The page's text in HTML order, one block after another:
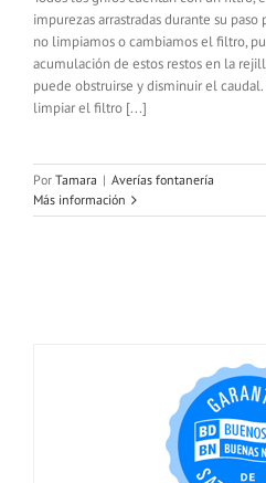
impurezas arrastradas durante su
no limpiamos o cambiamos el filtro,
acumulación de estos restos en la
puede obstruirse y disminuir el
limpiar el filtro [...]
Por Tamara | Averías fontanería
Más información